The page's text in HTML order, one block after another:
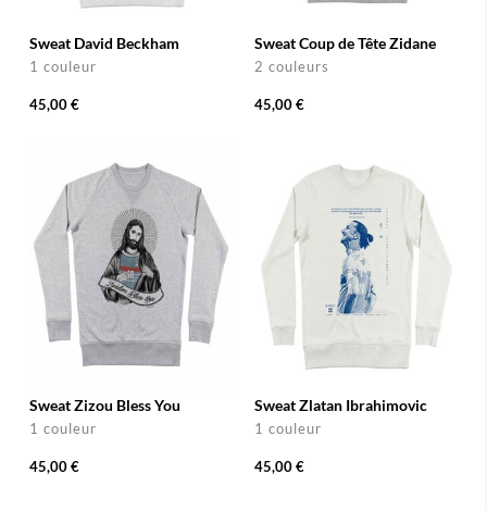
Sweat David Beckham
1 couleur
45,00 €
Sweat Coup de Tête Zidane
2 couleurs
45,00 €
Sweat Zizou Bless You
1 couleur
45,00 €
Sweat Zlatan Ibrahimovic
1 couleur
45,00 €